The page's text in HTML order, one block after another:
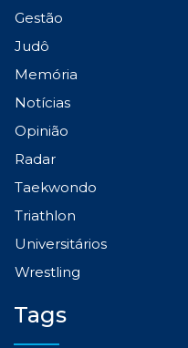
Gestão
Judô
Memória
Notícias
Opinião
Radar
Taekwondo
Triathlon
Universitários
Wrestling
Tags